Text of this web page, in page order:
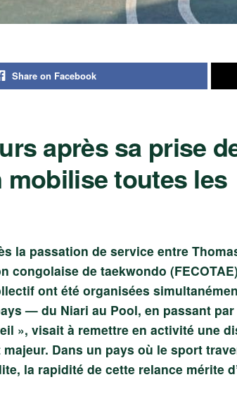
Share on Facebook
après sa prise
toutes les
la passation de service entre
congolaise de taekwondo
ont été organisées
— du Niari au Pool, en passant
», visait à remettre en activité une
Dans un pays où le sport
la rapidité de cette relance mérite